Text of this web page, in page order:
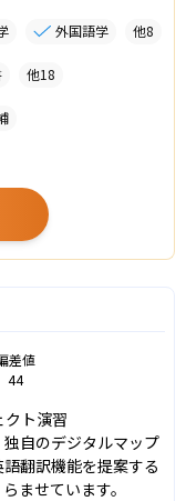
外国語学 他8
他18
差値
44
ト演習
自のデジタルマップ
翻訳機能を提案する
ませています。